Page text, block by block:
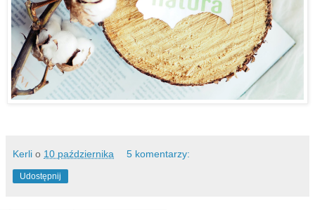
Kerli o 10 października 5 komentarzy:
Udostępnij